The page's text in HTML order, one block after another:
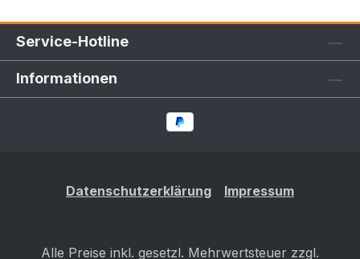
Service-Hotline
Informationen
Datenschutzerklärung Impressum
Alle Preise inkl. gesetzl. Mehrwertsteuer zzgl.